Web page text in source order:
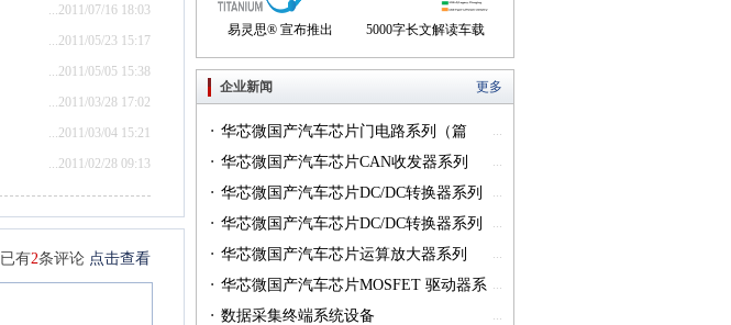
...2011/07/16 18:03
...2011/05/23 15:17
...2011/05/05 15:38
...2011/03/28 17:02
...2011/03/04 15:21
...2011/02/28 09:13
已有2条评论 点击查看
易灵思® 宣布推出
Trion® Titanium FPGA
系列
5000字长文解读车载
USB供电的方方面面
企业新闻
更多
...
· 华芯微国产汽车芯片门电路系列（篇
一）
...
· 华芯微国产汽车芯片CAN收发器系列
（篇一）
...
· 华芯微国产汽车芯片DC/DC转换器系列
...
· 华芯微国产汽车芯片DC/DC转换器系列
...
· 华芯微国产汽车芯片运算放大器系列
（篇一）
...
· 华芯微国产汽车芯片MOSFET 驱动器系
列（篇一）
...
· 数据采集终端系统设备